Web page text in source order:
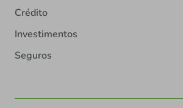
Crédito
Investimentos
Seguros